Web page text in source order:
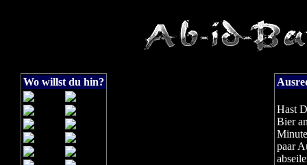
Wo willst du hin?
Hast
Bier
paar